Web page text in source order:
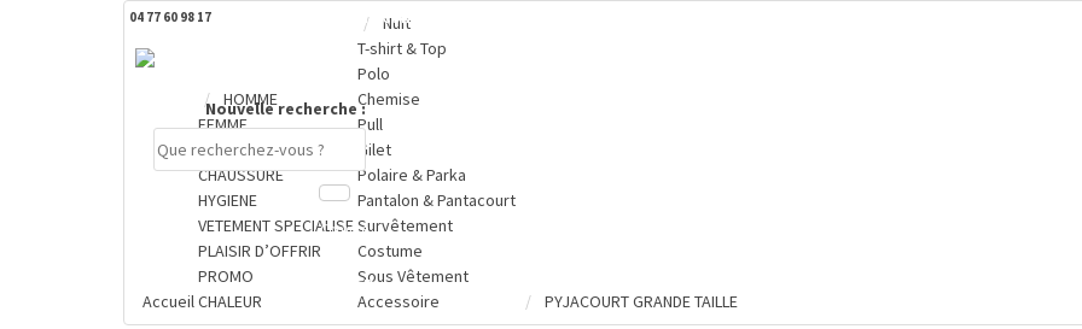
04 77 60 98 17 DERNIERS PRODUITS CONSULTÉS
Nouvelle recherche :
Compte
PANIER
Accueil
HOMME
FEMME
GRENOUILLERE
CHAUSSURE
HYGIENE
VETEMENT SPECIALISE
PLAISIR D’OFFRIR
PROMO
CHALEUR
Nuit
T-shirt & Top
Polo
Chemise
Pull
Gilet
Polaire & Parka
Pantalon & Pantacourt
Survêtement
Costume
Sous Vêtement
Accessoire
PYJACOURT GRANDE TAILLE